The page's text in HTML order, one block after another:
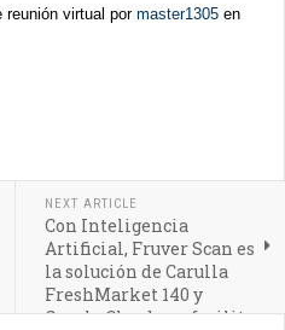
reunión virtual por master1305 en
NEXT ARTICLE
Con Inteligencia
Artificial, Fruver Scan es
la solución de Carulla
FreshMarket 140 y
Google Cloud que facilita